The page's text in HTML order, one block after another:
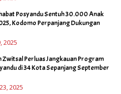
Posyandu Sentuh 30.000 Anak
Kodomo Perpanjang Dukungan
2025
Zwitsal Perluas Jangkauan Program
di 34 Kota Sepanjang September
2025